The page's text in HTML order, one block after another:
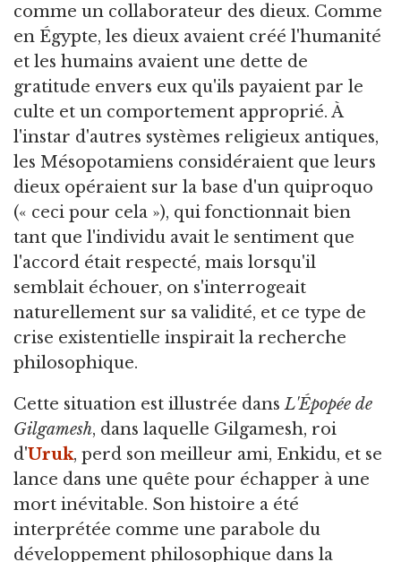
comme un collaborateur des dieux. Comme
en Égypte, les dieux avaient créé l'humanité
et les humains avaient une dette de
gratitude envers eux qu'ils payaient par le
culte et un comportement approprié. À
l'instar d'autres systèmes religieux antiques,
les Mésopotamiens considéraient que leurs
dieux opéraient sur la base d'un quiproquo
(« ceci pour cela »), qui fonctionnait bien
tant que l'individu avait le sentiment que
l'accord était respecté, mais lorsqu'il
semblait échouer, on s'interrogeait
naturellement sur sa validité, et ce type de
crise existentielle inspirait la recherche
philosophique.
Cette situation est illustrée dansL'Épopée de
Gilgamesh, dans laquelle Gilgamesh, roi
d'Uruk, perd son meilleur ami, Enkidu, et se
lance dans une quête pour échapper à une
mort inévitable. Son histoire a été
interprétée comme une parabole du
développement philosophique dans la